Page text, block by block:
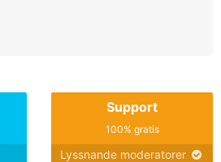
Support
100% gratis
Lyssnande moderatorer